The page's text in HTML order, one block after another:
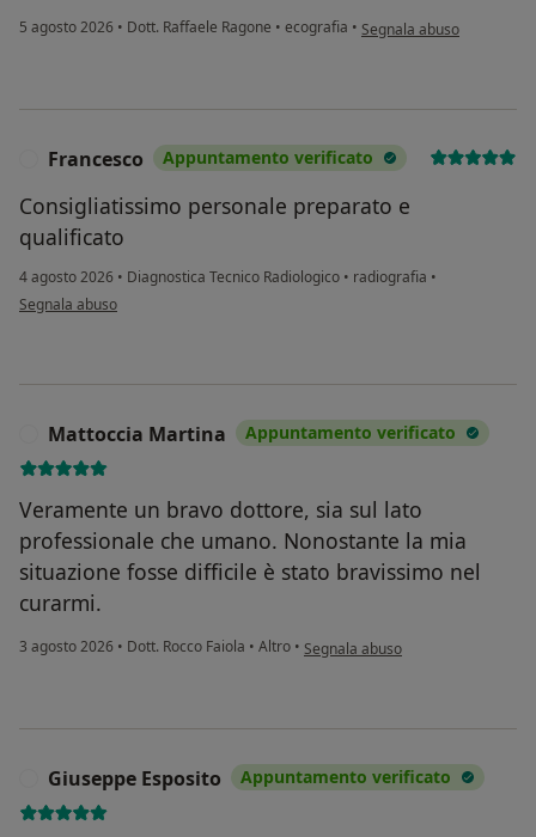
5 agosto 2026 • Dott. Raffaele Ragone • ecografia • secondo l'opinione
Segnala abuso
Francesco Appuntamento verificato
Consigliatissimo personale preparato e
qualificato
4 agosto 2026 • Diagnostica Tecnico Radiologico • radiografia •
secondo l'opinione dell'utente Francesco
Segnala abuso
Mattoccia Martina Appuntamento verificato
Veramente un bravo dottore, sia sul lato
professionale che umano. Nonostante la mia
situazione fosse difficile è stato bravissimo nel
curarmi.
3 agosto 2026 • Dott. Rocco Faiola • Altro • secondo l'opinione dell'utente
Segnala abuso
Giuseppe Esposito Appuntamento verificato